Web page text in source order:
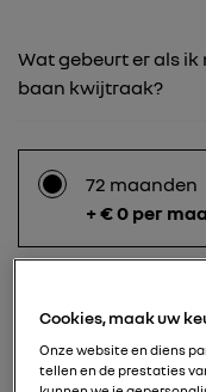
Wat gebeurt er als
baan kwijtraak?
72 maanden
+ € 0 per
60 maanden
+ € 15 per
Cookies, maak uw
Onze website en diens
tellen en de prestaties